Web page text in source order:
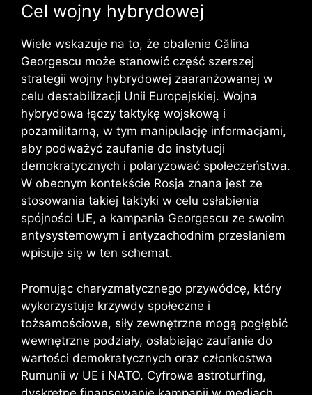
Cel wojny hybrydowej
Wiele wskazuje na to, że obalenie Călina
Georgescu może stanowić część szerszej
strategii wojny hybrydowej zaaranżowanej w
celu destabilizacji Unii Europejskiej. Wojna
hybrydowa łączy taktykę wojskową i
pozamilitarną, w tym manipulację informacjami,
aby podważyć zaufanie do instytucji
demokratycznych i polaryzować społeczeństwa.
W obecnym kontekście Rosja znana jest ze
stosowania takiej taktyki w celu osłabienia
spójności UE, a kampania Georgescu ze swoim
antysystemowym i antyzachodnim przesłaniem
wpisuje się w ten schemat.
Promując charyzmatycznego przywódcę, który
wykorzystuje krzywdy społeczne i
tożsamościowe, siły zewnętrzne mogą pogłębić
wewnętrzne podziały, osłabiając zaufanie do
wartości demokratycznych oraz członkostwa
Rumunii w UE i NATO. Cyfrowa astroturfing,